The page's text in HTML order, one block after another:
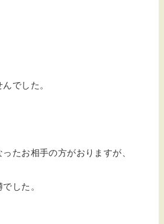
でした。
たお相手の方がおりますが、
した。